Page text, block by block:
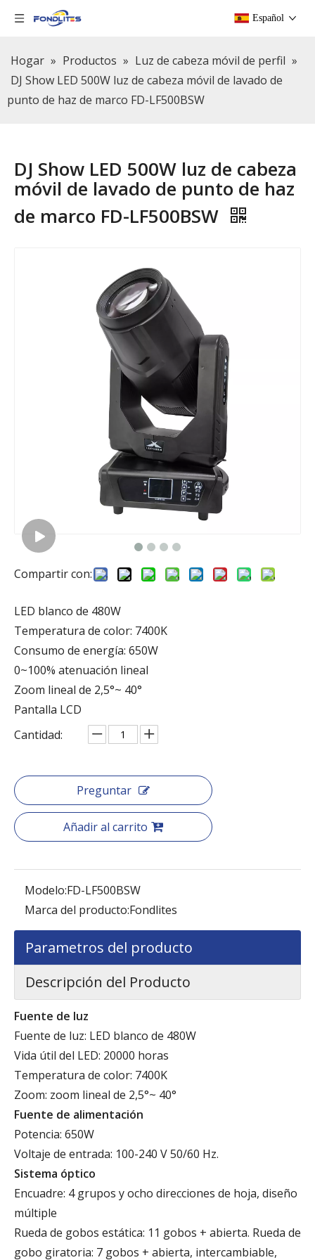
Español
Hogar » Productos » Luz de cabeza móvil de perfil »
DJ Show LED 500W luz de cabeza móvil de lavado de
punto de haz de marco FD-LF500BSW
DJ Show LED 500W luz de cabeza
móvil de lavado de punto de haz
de marco FD-LF500BSW
Compartir con:
LED blanco de 480W
Temperatura de color: 7400K
Consumo de energía: 650W
0~100% atenuación lineal
Zoom lineal de 2,5°~ 40°
Pantalla LCD
Cantidad:
Preguntar
Añadir al carrito
Modelo:FD-LF500BSW
Marca del producto:Fondlites
Parametros del producto
Descripción del Producto
Fuente de luz
Fuente de luz: LED blanco de 480W
Vida útil del LED: 20000 horas
Temperatura de color: 7400K
Zoom: zoom lineal de 2,5°~ 40°
Fuente de alimentación
Potencia: 650W
Voltaje de entrada: 100-240 V 50/60 Hz.
Sistema óptico
Encuadre: 4 grupos y ocho direcciones de hoja, diseño
múltiple
Rueda de gobos estática: 11 gobos + abierta. Rueda de
gobo giratoria: 7 gobos + abierta, intercambiable,